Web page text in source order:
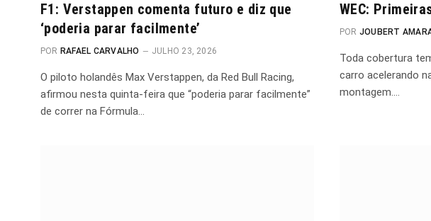
F1: Verstappen comenta futuro e diz que
‘poderia parar facilmente’
POR RAFAEL CARVALHO JULHO 23, 2026
O piloto holandês Max Verstappen, da Red Bull Racing,
afirmou nesta quinta-feira que “poderia parar facilmente”
de correr na Fórmula…
WEC:
POR JOUBERT
Toda cobertura
carro acelerando
montagem.…